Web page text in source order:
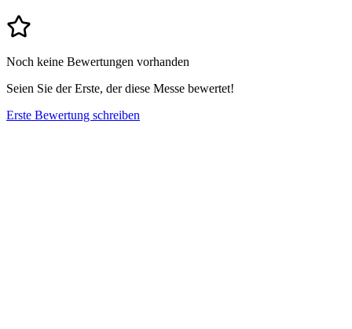
Noch keine Bewertungen vorhanden
Seien Sie der Erste, der diese Messe bewertet!
Erste Bewertung schreiben